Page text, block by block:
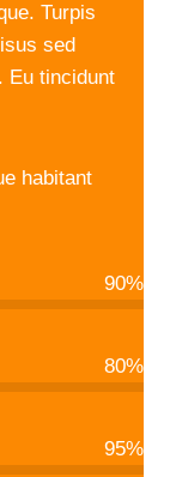
Turpis
sed
Eu tincidunt
habitant
90%
80%
95%